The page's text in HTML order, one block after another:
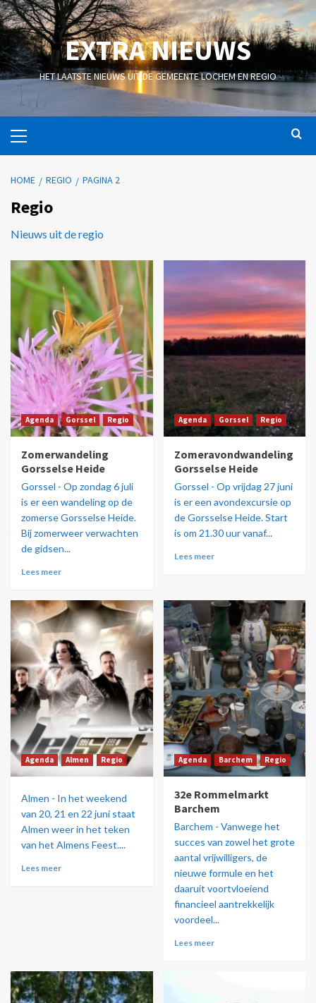
EXTRA NIEUWS
HET LAATSTE NIEUWS UIT DE GEMEENTE LOCHEM EN REGIO
HOME REGIO PAGINA 2
Regio
Nieuws uit de regio
Agenda Gorssel Regio
Zomerwandeling
Gorsselse Heide
Gorssel - Op zondag 6 juli
is er een wandeling op de
zomerse Gorsselse Heide.
Bij zomerweer verwachten
de gidsen...
Lees meer
Agenda Gorssel Regio
Zomeravondwandeling
Gorsselse Heide
Gorssel - Op vrijdag 27 juni
is er een avondexcursie op
de Gorsselse Heide. Start
is om 21.30 uur vanaf...
Lees meer
Agenda Almen Regio
Almen - In het weekend
van 20, 21 en 22 juni staat
Almen weer in het teken
van het Almens Feest....
Lees meer
Agenda Barchem Regio
32e Rommelmarkt
Barchem
Barchem - Vanwege het
succes van zowel het grote
aantal vrijwilligers, de
nieuwe formule en het
daaruit voortvloeiend
financieel aantrekkelijk
voordeel...
Lees meer